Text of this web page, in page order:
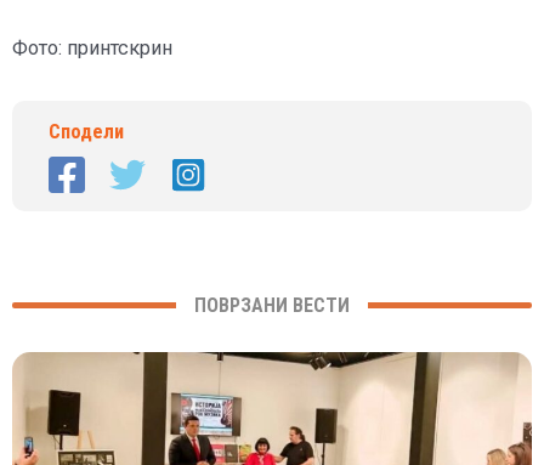
Фото: принтскрин
Сподели
ПОВРЗАНИ ВЕСТИ